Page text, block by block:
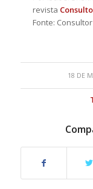
revista
Fonte:
18 DE